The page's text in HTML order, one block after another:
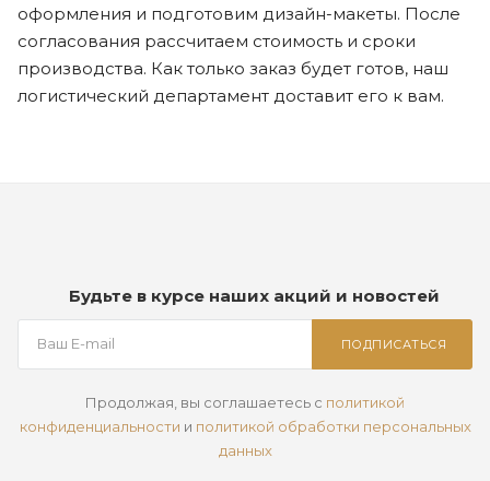
оформления и подготовим дизайн-макеты. После
согласования рассчитаем стоимость и сроки
производства. Как только заказ будет готов, наш
логистический департамент доставит его к вам.
Будьте в курсе наших акций и новостей
ПОДПИСАТЬСЯ
Продолжая, вы соглашаетесь с политикой
конфиденциальности и политикой обработки персональных
данных